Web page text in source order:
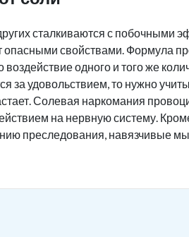
сталкиваются с побочными
свойствами. Формула
воздействие одного и того же
за удовольствием, то нужно
Солевая наркомания
на нервную систему.
преследования, навязчивые